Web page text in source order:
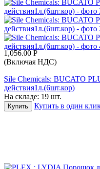
1,056.00 Р
(Включая НДС)
Sile Chemicals: BUCATO
действия1л.(6шт.кор)
На складе: 19 шт.
Купить Купить в один